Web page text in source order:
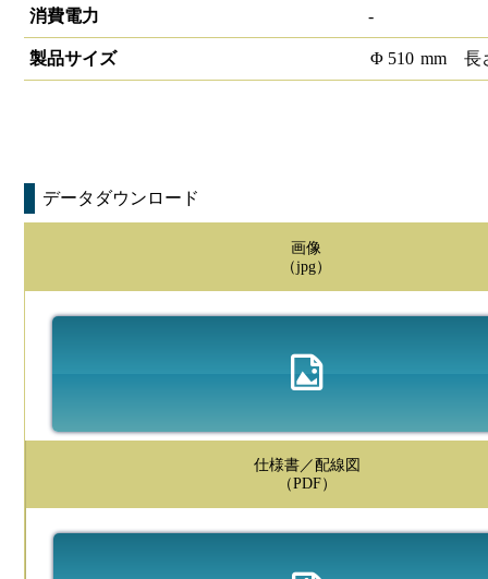
消費電力 -
製品サイズ Φ 510 mm 長
データダウンロード
画像
（jpg）
仕様書／配線図
（PDF）